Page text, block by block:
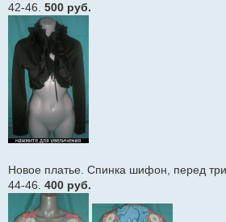
42-46. 500 руб.
Новое платье. Спинка шифон, перед
44-46. 400 руб.